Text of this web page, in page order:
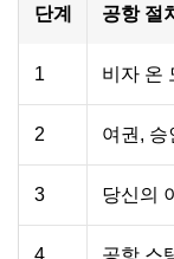
단계 공항 절
1 비자 온
2 여권, 승
3 당신의
4 공항 스